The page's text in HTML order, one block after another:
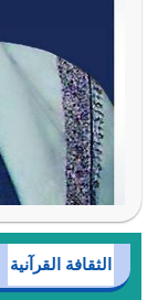
الثقافة القرآنية